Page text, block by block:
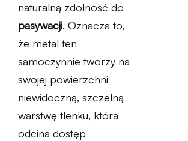
naturalną zdolność do
pasywacji. Oznacza to,
że metal ten
samoczynnie tworzy na
swojej powierzchni
niewidoczną, szczelną
warstwę tlenku, która
odcina dostęp